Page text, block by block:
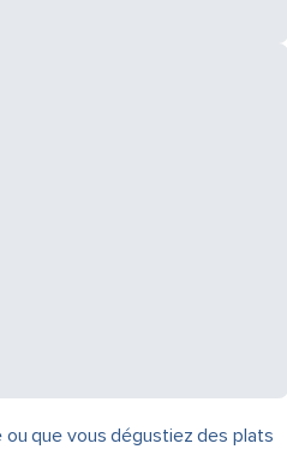
que vous dégustiez des plats